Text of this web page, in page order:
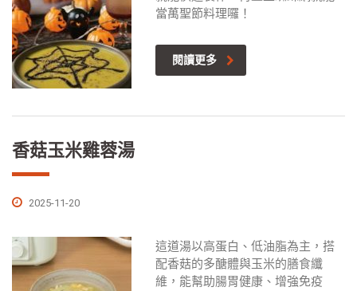
當萬聖節料理囉！
閱讀更多
香菇玉米雞蓉湯
2025-11-20
這道湯以高蛋白、低油脂為主，搭
配香菇的多醣體與玉米的膳食纖
維，能幫助腸胃健康、增強免疫